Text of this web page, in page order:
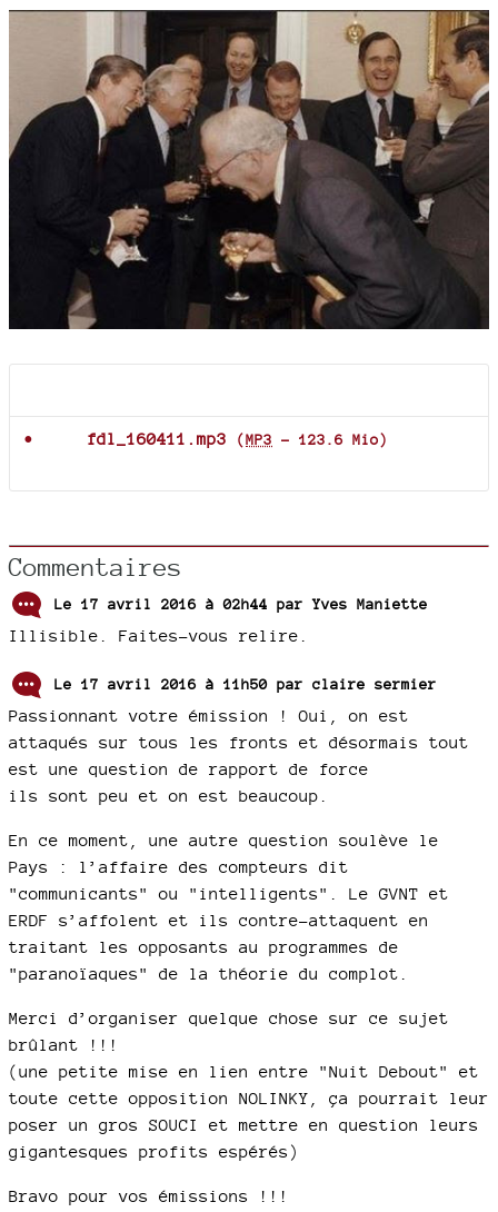
fdl_160411.mp3 (MP3 - 123.6 Mio)
Commentaires
Le 17 avril 2016 à 02h44 parYves Maniette
Illisible. Faites-vous relire.
Le 17 avril 2016 à 11h50 par claire sermier
Passionnant votre émission ! Oui, on est
attaqués sur tous les fronts et désormais tout
est une question de rapport de force
ils sont peu et on est beaucoup.
En ce moment, une autre question soulève le
Pays : l’affaire des compteurs dit
"communicants" ou "intelligents". Le GVNT et
ERDF s’affolent et ils contre-attaquent en
traitant les opposants au programmes de
"paranoïaques" de la théorie du complot.
Merci d’organiser quelque chose sur ce sujet
brûlant !!!
(une petite mise en lien entre "Nuit Debout" et
toute cette opposition NOLINKY, ça pourrait leur
poser un gros SOUCI et mettre en question leurs
gigantesques profits espérés)
Bravo pour vos émissions !!!